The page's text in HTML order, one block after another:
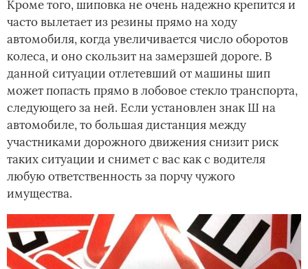
Кроме того, шиповка не очень надежно крепится и
часто вылетает из резины прямо на ходу
автомобиля, когда увеличивается число оборотов
колеса, и оно скользит на замерзшей дороге. В
данной ситуации отлетевший от машины шип
может попасть прямо в лобовое стекло транспорта,
следующего за ней. Если установлен знак Ш на
автомобиле, то большая дистанция между
участниками дорожного движения снизит риск
таких ситуации и снимет с вас как с водителя
любую ответственность за порчу чужого
имущества.